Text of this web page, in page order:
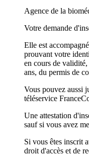
Agence de la
Votre demande
Elle est
prouvant votre
en cours de
ans, du permis de
Vous pouvez aussi
téléservice
Une attestation
sauf si vous avez
Si vous êtes inscrit
droit d'accès et de